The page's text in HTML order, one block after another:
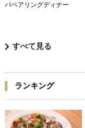
バペアリングディナー
すべて見る
ランキング